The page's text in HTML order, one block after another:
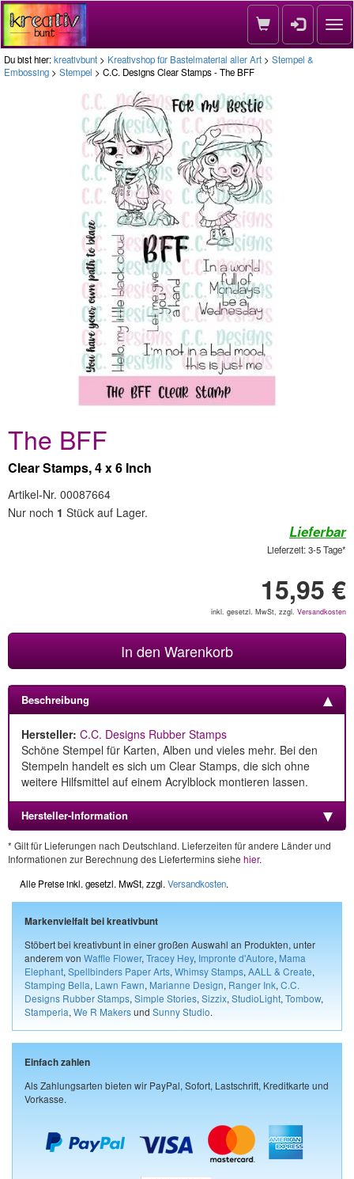
Du bist hier:kreativbunt > Kreativshop für Bastelmaterial aller Art > Stempel &
Embossing > Stempel > C.C. Designs Clear Stamps - The BFF
The BFF
Clear Stamps, 4 x 6 Inch
Artikel-Nr. 00087664
Nur noch 1 Stück auf Lager.
Lieferbar
Lieferzeit: 3-5 Tage*
15,95 €
inkl. gesetzl. MwSt, zzgl. Versandkosten
In den Warenkorb
Beschreibung
Hersteller: C.C. Designs Rubber Stamps
Schöne Stempel für Karten, Alben und vieles mehr. Bei den
Stempeln handelt es sich um Clear Stamps, die sich ohne
weitere Hilfsmittel auf einem Acrylblock montieren lassen.
Hersteller-Information
* Gilt für Lieferungen nach Deutschland. Lieferzeiten für andere Länder und
Informationen zur Berechnung des Liefertermins siehe hier.
Alle Preise inkl. gesetzl. MwSt, zzgl. Versandkosten.
Markenvielfalt bei kreativbunt
Stöbert bei kreativbunt in einer großen Auswahl an Produkten, unter
anderem von Waffle Flower, Tracey Hey, Impronte d'Autore, Mama
Elephant, Spellbinders Paper Arts, Whimsy Stamps, AALL & Create,
Stamping Bella, Lawn Fawn, Marianne Design, Ranger Ink, C.C.
Designs Rubber Stamps, Simple Stories, Sizzix, StudioLight, Tombow,
Stamperia, We R Makersund Sunny Studio.
Einfach zahlen
Als Zahlungsarten bieten wir PayPal, Sofort, Lastschrift, Kreditkarte und
Vorkasse.